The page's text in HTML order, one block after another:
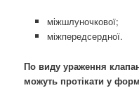
міжшлуночкової;
міжпередсердної.
По виду ураження
можуть протікати у